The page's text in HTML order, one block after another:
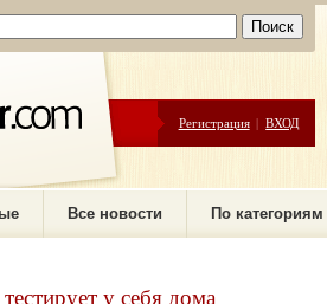
Регистрация | ВХОД
Все новости По категориям
у себя дома